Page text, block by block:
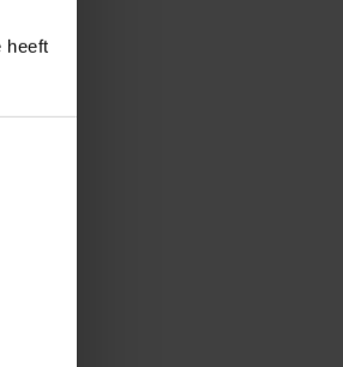
heeft